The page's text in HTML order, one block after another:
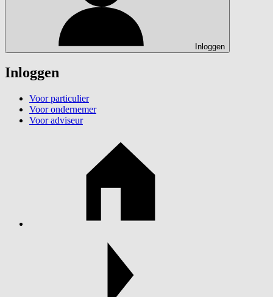
Inloggen
Inloggen
Voor particulier
Voor ondernemer
Voor adviseur